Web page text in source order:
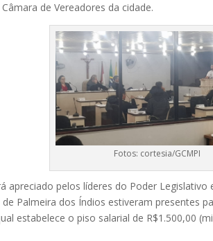
de Vereadores da cidade.
Fotos: cortesia/GCMPI
apreciado pelos líderes do Poder
de Palmeira dos Índios estiveram presentes
estabelece o piso salarial de R$1.500,00